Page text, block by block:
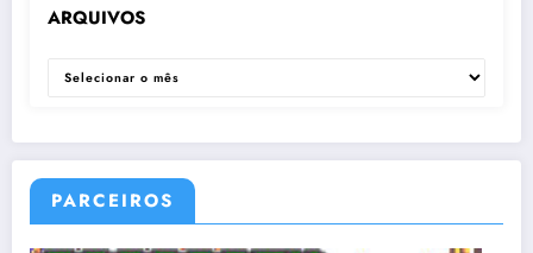
ARQUIVOS
ARQUIVOS
PARCEIROS